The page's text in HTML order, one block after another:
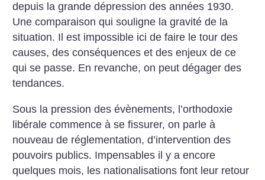
depuis la grande dépression des années 1930.
Une comparaison qui souligne la gravité de la
situation. Il est impossible ici de faire le tour des
causes, des conséquences et des enjeux de ce
qui se passe. En revanche, on peut dégager des
tendances.
Sous la pression des évènements, l’orthodoxie
libérale commence à se fissurer, on parle à
nouveau de réglementation, d’intervention des
pouvoirs publics. Impensables il y a encore
quelques mois, les nationalisations font leur retour